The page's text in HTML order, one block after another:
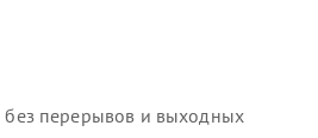
перерывов и выходных